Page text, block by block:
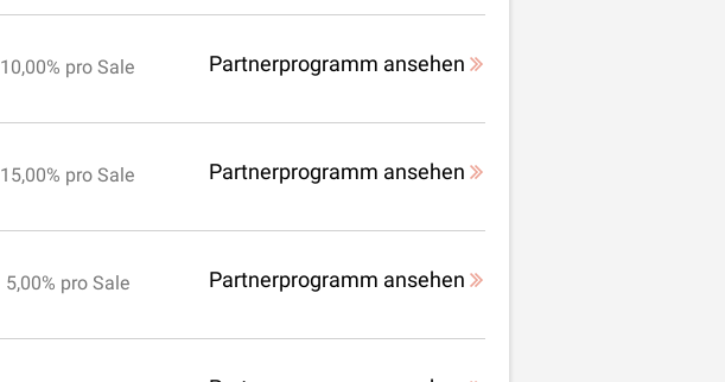
10,00% pro Sale Partnerprogramm ansehen
15,00% pro Sale Partnerprogramm ansehen
5,00% pro Sale Partnerprogramm ansehen